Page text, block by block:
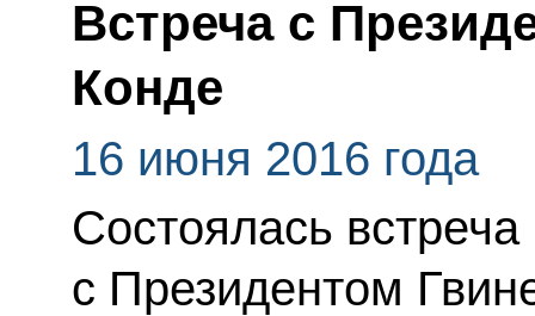
Встреча с
Конде
16 июня 2016 года
Состоялась
с Президентом